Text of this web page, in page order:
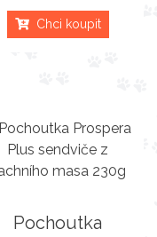
Chci koupit
Pochoutka